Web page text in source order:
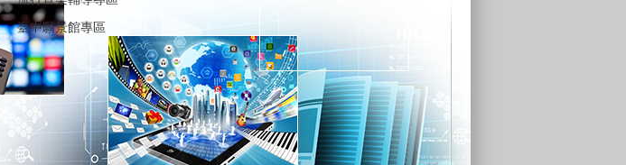
臺中願景館專區